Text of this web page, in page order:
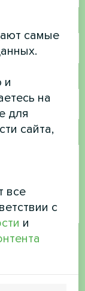
самые
и
на
для
сайта,
все
с
и